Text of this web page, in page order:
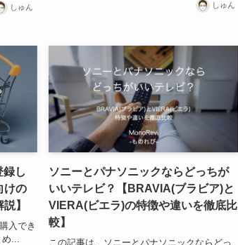
しゅん しゅん
録し
けの
】
入でき
...
ソニーとパナソニックならどっちが
いいテレビ？【BRAVIA(ブラビア)と
VIERA(ビエラ)の特徴や違いを徹底比
較】
この記事は、ソニーとパナソニックならどっ